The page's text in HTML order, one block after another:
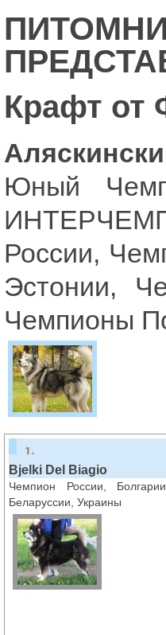
Крафт от
Юный
России,
Эстонии,
Чемпионы
Bjelki Del Biagio
Чемпион России,
Беларуссии, Украины